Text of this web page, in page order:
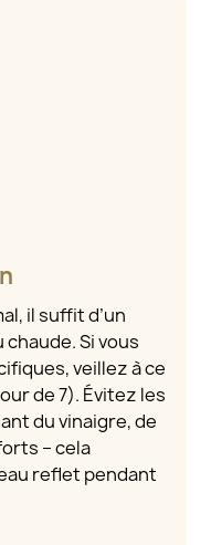
il suffit d’un
Si vous
veillez à ce
de 7). Évitez les
du vinaigre, de
– cela
reflet pendant